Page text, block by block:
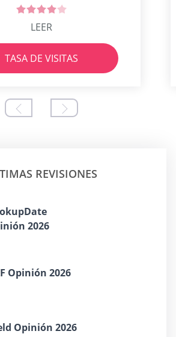
LEER
TASA DE VISITAS
REVISIONES
2026
Opinión 2026
Opinión 2026